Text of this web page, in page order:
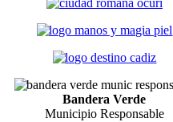
Bandera Verde
Municipio Responsable